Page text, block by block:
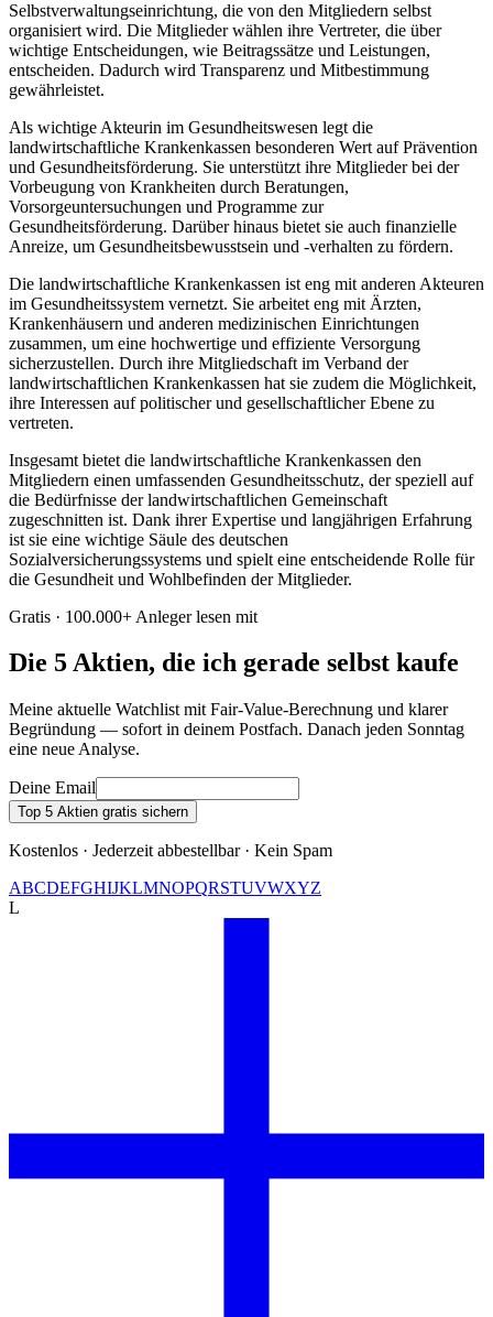
Selbstverwaltungseinrichtung, die von den Mitgliedern selbst
organisiert wird. Die Mitglieder wählen ihre Vertreter, die über
wichtige Entscheidungen, wie Beitragssätze und Leistungen,
entscheiden. Dadurch wird Transparenz und Mitbestimmung
gewährleistet.
Als wichtige Akteurin im Gesundheitswesen legt die
landwirtschaftliche Krankenkassen besonderen Wert auf Prävention
und Gesundheitsförderung. Sie unterstützt ihre Mitglieder bei der
Vorbeugung von Krankheiten durch Beratungen,
Vorsorgeuntersuchungen und Programme zur
Gesundheitsförderung. Darüber hinaus bietet sie auch finanzielle
Anreize, um Gesundheitsbewusstsein und -verhalten zu fördern.
Die landwirtschaftliche Krankenkassen ist eng mit anderen Akteuren
im Gesundheitssystem vernetzt. Sie arbeitet eng mit Ärzten,
Krankenhäusern und anderen medizinischen Einrichtungen
zusammen, um eine hochwertige und effiziente Versorgung
sicherzustellen. Durch ihre Mitgliedschaft im Verband der
landwirtschaftlichen Krankenkassen hat sie zudem die Möglichkeit,
ihre Interessen auf politischer und gesellschaftlicher Ebene zu
vertreten.
Insgesamt bietet die landwirtschaftliche Krankenkassen den
Mitgliedern einen umfassenden Gesundheitsschutz, der speziell auf
die Bedürfnisse der landwirtschaftlichen Gemeinschaft
zugeschnitten ist. Dank ihrer Expertise und langjährigen Erfahrung
ist sie eine wichtige Säule des deutschen
Sozialversicherungssystems und spielt eine entscheidende Rolle für
die Gesundheit und Wohlbefinden der Mitglieder.
Gratis · 100.000+ Anleger lesen mit
Die 5 Aktien, die ich gerade selbst kaufe
Meine aktuelle Watchlist mit Fair-Value-Berechnung und klarer
Begründung — sofort in deinem Postfach. Danach jeden Sonntag
eine neue Analyse.
Deine Email
Top 5 Aktien gratis sichern
Kostenlos · Jederzeit abbestellbar · Kein Spam
ABCDEFGHIJKLMNOPQRSTUVWXYZ
L